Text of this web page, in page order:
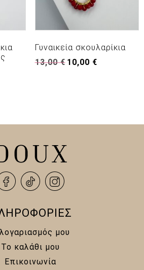
Γυναικεία σκουλαρίκια
13,00€ Original
10,00 €Η
μου
Το καλάθι μου
Επικοινωνία